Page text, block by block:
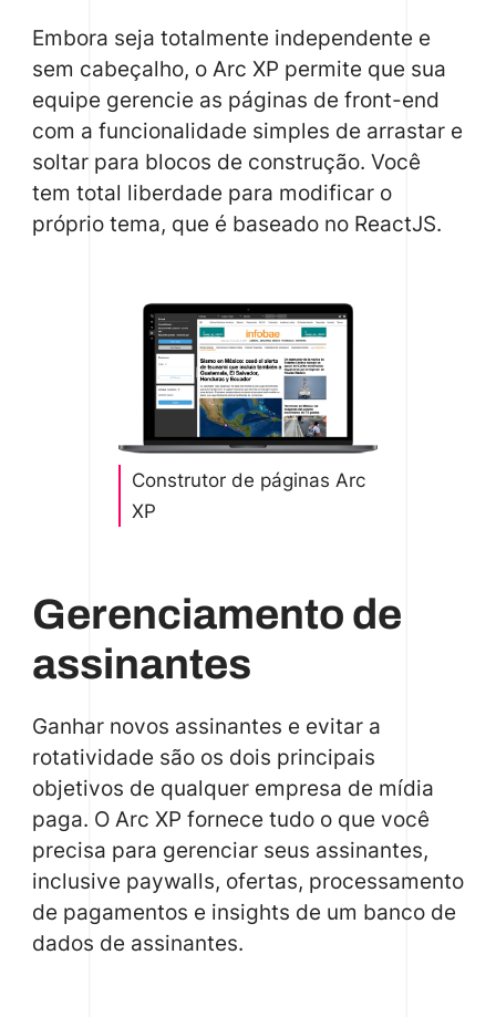
Embora seja totalmente independente e
sem cabeçalho, o Arc XP permite que sua
equipe gerencie as páginas de front-end
com a funcionalidade simples de arrastar e
soltar para blocos de construção. Você
tem total liberdade para modificar o
próprio tema, que é baseado no ReactJS.
Construtor de páginas Arc
XP
Gerenciamento de
assinantes
Ganhar novos assinantes e evitar a
rotatividade são os dois principais
objetivos de qualquer empresa de mídia
paga. O Arc XP fornece tudo o que você
precisa para gerenciar seus assinantes,
inclusive paywalls, ofertas, processamento
de pagamentos e insights de um banco de
dados de assinantes.